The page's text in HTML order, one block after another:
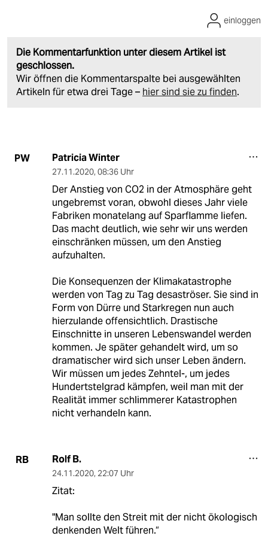
Die Kommentarfunktion unter diesem Artikel ist
geschlossen.
Wir öffnen die Kommentarspalte bei ausgewählten
Artikeln für etwa drei Tage – hier sind sie zu finden.
einloggen
PW Patricia Winter
27.11.2020, 08:36 Uhr
Der Anstieg von CO2 in der Atmosphäre geht
ungebremst voran, obwohl dieses Jahr viele
Fabriken monatelang auf Sparflamme liefen.
Das macht deutlich, wie sehr wir uns werden
einschränken müssen, um den Anstieg
aufzuhalten.
Die Konsequenzen der Klimakatastrophe
werden von Tag zu Tag desaströser. Sie sind in
Form von Dürre und Starkregen nun auch
hierzulande offensichtlich. Drastische
Einschnitte in unseren Lebenswandel werden
kommen. Je später gehandelt wird, um so
dramatischer wird sich unser Leben ändern.
Wir müssen um jedes Zehntel-, um jedes
Hundertstelgrad kämpfen, weil man mit der
Realität immer schlimmerer Katastrophen
nicht verhandeln kann.
RB Rolf B.
24.11.2020, 22:07 Uhr
Zitat:
"Man sollte den Streit mit der nicht ökologisch
denkenden Welt führen.“